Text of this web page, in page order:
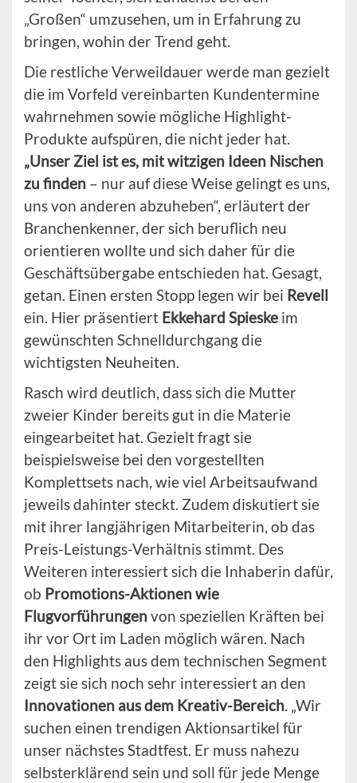
„Großen“ umzusehen, um in Erfahrung zu
bringen, wohin der Trend geht.
Die restliche Verweildauer werde man gezielt
die im Vorfeld vereinbarten Kundentermine
wahrnehmen sowie mögliche Highlight-
Produkte aufspüren, die nicht jeder hat.
„Unser Ziel ist es, mit witzigen Ideen Nischen
zu finden – nur auf diese Weise gelingt es uns,
uns von anderen abzuheben“, erläutert der
Branchenkenner, der sich beruflich neu
orientieren wollte und sich daher für die
Geschäftsübergabe entschieden hat. Gesagt,
getan. Einen ersten Stopp legen wir bei Revell
ein. Hier präsentiert Ekkehard Spieske im
gewünschten Schnelldurchgang die
wichtigsten Neuheiten.
Rasch wird deutlich, dass sich die Mutter
zweier Kinder bereits gut in die Materie
eingearbeitet hat. Gezielt fragt sie
beispielsweise bei den vorgestellten
Komplettsets nach, wie viel Arbeitsaufwand
jeweils dahinter steckt. Zudem diskutiert sie
mit ihrer langjährigen Mitarbeiterin, ob das
Preis-Leistungs-Verhältnis stimmt. Des
Weiteren interessiert sich die Inhaberin dafür,
ob Promotions-Aktionen wie
Flugvorführungenvon speziellen Kräften bei
ihr vor Ort im Laden möglich wären. Nach
den Highlights aus dem technischen Segment
zeigt sie sich noch sehr interessiert an den
Innovationen aus dem Kreativ-Bereich. „Wir
suchen einen trendigen Aktionsartikel für
unser nächstes Stadtfest. Er muss nahezu
selbsterklärend sein und soll für jede Menge